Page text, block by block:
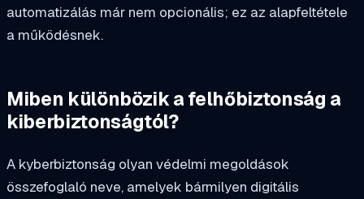
automatizálás már nem opcionális; ez az alapfeltétele
a működésnek.
Miben különbözik a felhőbiztonság a
kiberbiztonságtól?
A kyberbiztonság olyan védelmi megoldások
összefoglaló neve, amelyek bármilyen digitális